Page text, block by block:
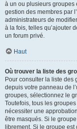
à un ou plusieurs groupes
gestion des membres par
administrateurs de
à la fois, telles qu’ajouter
un forum privé.
Haut
Où trouver la liste des
Pour consulter la liste des
depuis votre panneau de
groupes, sélectionnez le
Toutefois, tous les
nécessiter une
être masqués. Si le
librement. Si le groupe